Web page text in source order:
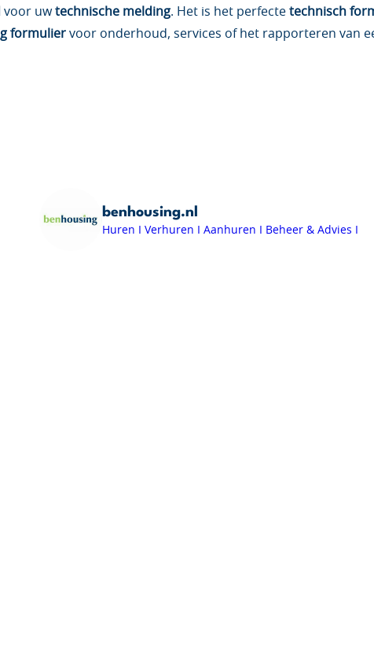
voor uw technische melding. Het is het perfecte technisch
formulier voor onderhoud, services of het rapporteren van
benhousing.nl
Huren I Verhuren I Aanhuren I Beheer & Advies I